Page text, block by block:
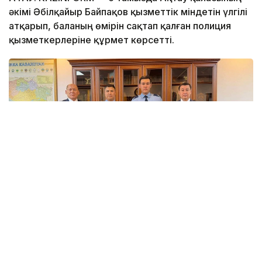
әкімі Әбілқайыр Байпақов қызметтік міндетін үлгілі
атқарып, баланың өмірін сақтап қалған полиция
қызметкерлеріне құрмет көрсетті.